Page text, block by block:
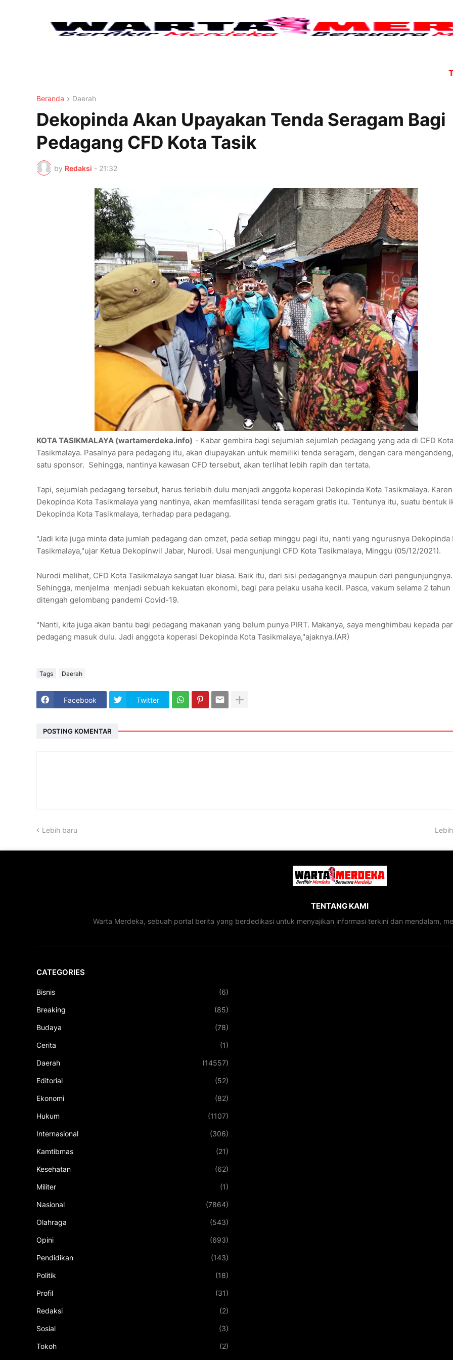
Beranda Daerah
Dekopinda Akan Upayakan Tenda Seragam Bagi
Pedagang CFD Kota Tasik
by Redaksi - 21:32
KOTA TASIKMALAYA (wartamerdeka.info) - Kabar gembira bagi sejumlah sejumlah pedagang yang ada di CFD Kota
Tasikmalaya. Pasalnya para pedagang itu, akan diupayakan untuk memiliki tenda seragam, dengan cara
satu sponsor. Sehingga, nantinya kawasan CFD tersebut, akan terlihat lebih rapih dan tertata.
Tapi, sejumlah pedagang tersebut, harus terlebih dulu menjadi anggota koperasi Dekopinda Kota Tasikmalaya.
Dekopinda Kota Tasikmalaya yang nantinya, akan memfasilitasi tenda seragam gratis itu. Tentunya itu, suatu bentuk
Dekopinda Kota Tasikmalaya, terhadap para pedagang.
"Jadi kita juga minta data jumlah pedagang dan omzet, pada setiap minggu pagi itu, nanti yang ngurusnya Dekopinda
Tasikmalaya,"ujar Ketua Dekopinwil Jabar, Nurodi. Usai mengunjungi CFD Kota Tasikmalaya, Minggu (05/12/2021).
Nurodi melihat, CFD Kota Tasikmalaya sangat luar biasa. Baik itu, dari sisi pedagangnya maupun dari pengunjungnya.
Sehingga, menjelma menjadi sebuah kekuatan ekonomi, bagi para pelaku usaha kecil. Pasca, vakum selama 2 tahun
ditengah gelombang pandemi Covid-19.
"Nanti, kita juga akan bantu bagi pedagang makanan yang belum punya PIRT. Makanya, saya menghimbau kepada
pedagang masuk dulu. Jadi anggota koperasi Dekopinda Kota Tasikmalaya,"ajaknya.(AR)
Tags Daerah
Facebook Twitter
POSTING KOMENTAR
Lebih baru
TENTANG KAMI
Warta Merdeka, sebuah portal berita yang berdedikasi untuk menyajikan informasi terkini dan mendalam,
CATEGORIES
Bisnis (6)
Breaking (85)
Budaya (78)
Cerita (1)
Daerah (14557)
Editorial (52)
Ekonomi (82)
Hukum (1107)
Internasional (306)
Kamtibmas (21)
Kesehatan (62)
Militer (1)
Nasional (7864)
Olahraga (543)
Opini (693)
Pendidikan (143)
Politik (18)
Profil (31)
Redaksi (2)
Sosial (3)
Tokoh (2)